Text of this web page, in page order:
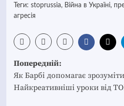
Теги: stoprussia, Війна в Україні,
агресія
Post
navigation
Попередній:
Як Барбі допомагає
Найкреативніші уроки від